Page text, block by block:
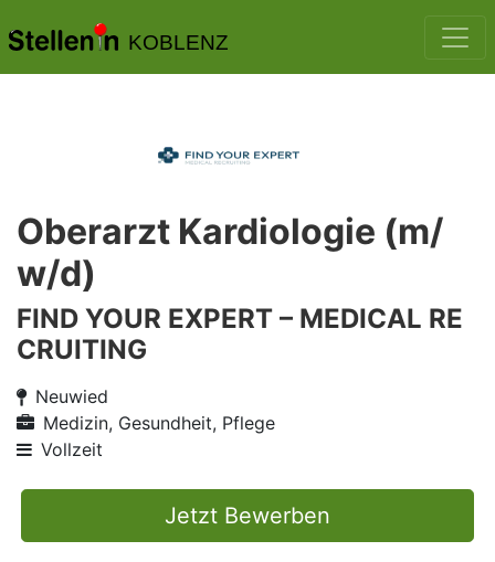
KOBLENZ
Oberarzt Kardiologie (m/
w/d)
FIND YOUR EXPERT – MEDICAL RE
CRUITING
Neuwied
Medizin, Gesundheit, Pflege
Vollzeit
Jetzt Bewerben